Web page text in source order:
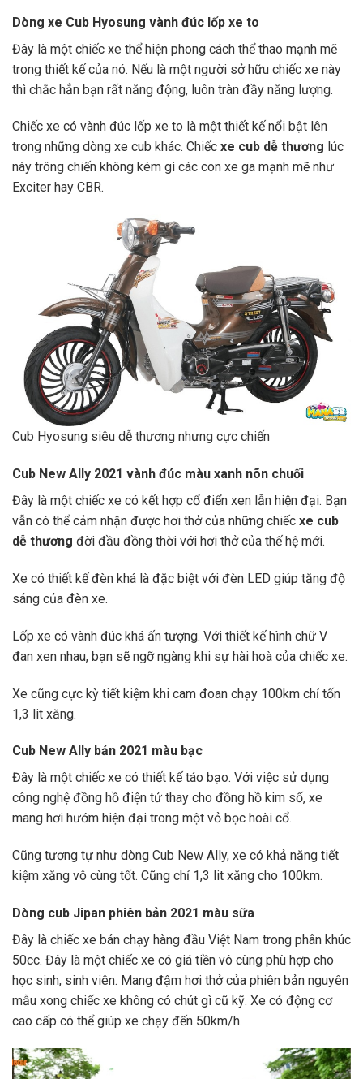
Dòng xe Cub Hyosung vành đúc lốp xe to
Đây là một chiếc xe thể hiện phong cách thể thao mạnh mẽ
trong thiết kế của nó. Nếu là một người sở hữu chiếc xe này
thì chắc hẳn bạn rất năng động, luôn tràn đầy năng lượng.
Chiếc xe có vành đúc lốp xe to là một thiết kế nổi bật lên
trong những dòng xe cub khác. Chiếc xe cub dễ thương lúc
này trông chiến không kém gì các con xe ga mạnh mẽ như
Exciter hay CBR.
Cub Hyosung siêu dễ thương nhưng cực chiến
Cub New Ally 2021 vành đúc màu xanh nõn chuối
Đây là một chiếc xe có kết hợp cổ điển xen lẫn hiện đại. Bạn
vẫn có thể cảm nhận được hơi thở của những chiếc xe cub
dễ thương đời đầu đồng thời với hơi thở của thế hệ mới.
Xe có thiết kế đèn khá là đặc biệt với đèn LED giúp tăng độ
sáng của đèn xe.
Lốp xe có vành đúc khá ấn tượng. Với thiết kế hình chữ V
đan xen nhau, bạn sẽ ngỡ ngàng khi sự hài hoà của chiếc xe.
Xe cũng cực kỳ tiết kiệm khi cam đoan chạy 100km chỉ tốn
1,3 lit xăng.
Cub New Ally bản 2021 màu bạc
Đây là một chiếc xe có thiết kế táo bạo. Với việc sử dụng
công nghệ đồng hồ điện tử thay cho đồng hồ kim số, xe
mang hơi hướm hiện đại trong một vỏ bọc hoài cổ.
Cũng tương tự như dòng Cub New Ally, xe có khả năng tiết
kiệm xăng vô cùng tốt. Cũng chỉ 1,3 lit xăng cho 100km.
Dòng cub Jipan phiên bản 2021 màu sữa
Đây là chiếc xe bán chạy hàng đầu Việt Nam trong phân khúc
50cc. Đây là một chiếc xe có giá tiền vô cùng phù hợp cho
học sinh, sinh viên. Mang đậm hơi thở của phiên bản nguyên
mẫu xong chiếc xe không có chút gì cũ kỹ. Xe có động cơ
cao cấp có thể giúp xe chạy đến 50km/h.